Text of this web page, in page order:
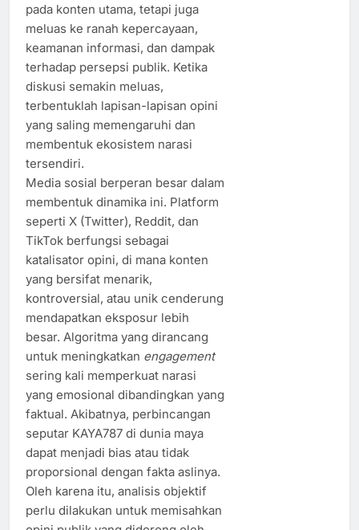
pada konten utama, tetapi juga
meluas ke ranah kepercayaan,
keamanan informasi, dan dampak
terhadap persepsi publik. Ketika
diskusi semakin meluas,
terbentuklah lapisan-lapisan opini
yang saling memengaruhi dan
membentuk ekosistem narasi
tersendiri.
Media sosial berperan besar dalam
membentuk dinamika ini. Platform
seperti X (Twitter), Reddit, dan
TikTok berfungsi sebagai
katalisator opini, di mana konten
yang bersifat menarik,
kontroversial, atau unik cenderung
mendapatkan eksposur lebih
besar. Algoritma yang dirancang
untuk meningkatkan engagement
sering kali memperkuat narasi
yang emosional dibandingkan yang
faktual. Akibatnya, perbincangan
seputar KAYA787 di dunia maya
dapat menjadi bias atau tidak
proporsional dengan fakta aslinya.
Oleh karena itu, analisis objektif
perlu dilakukan untuk memisahkan